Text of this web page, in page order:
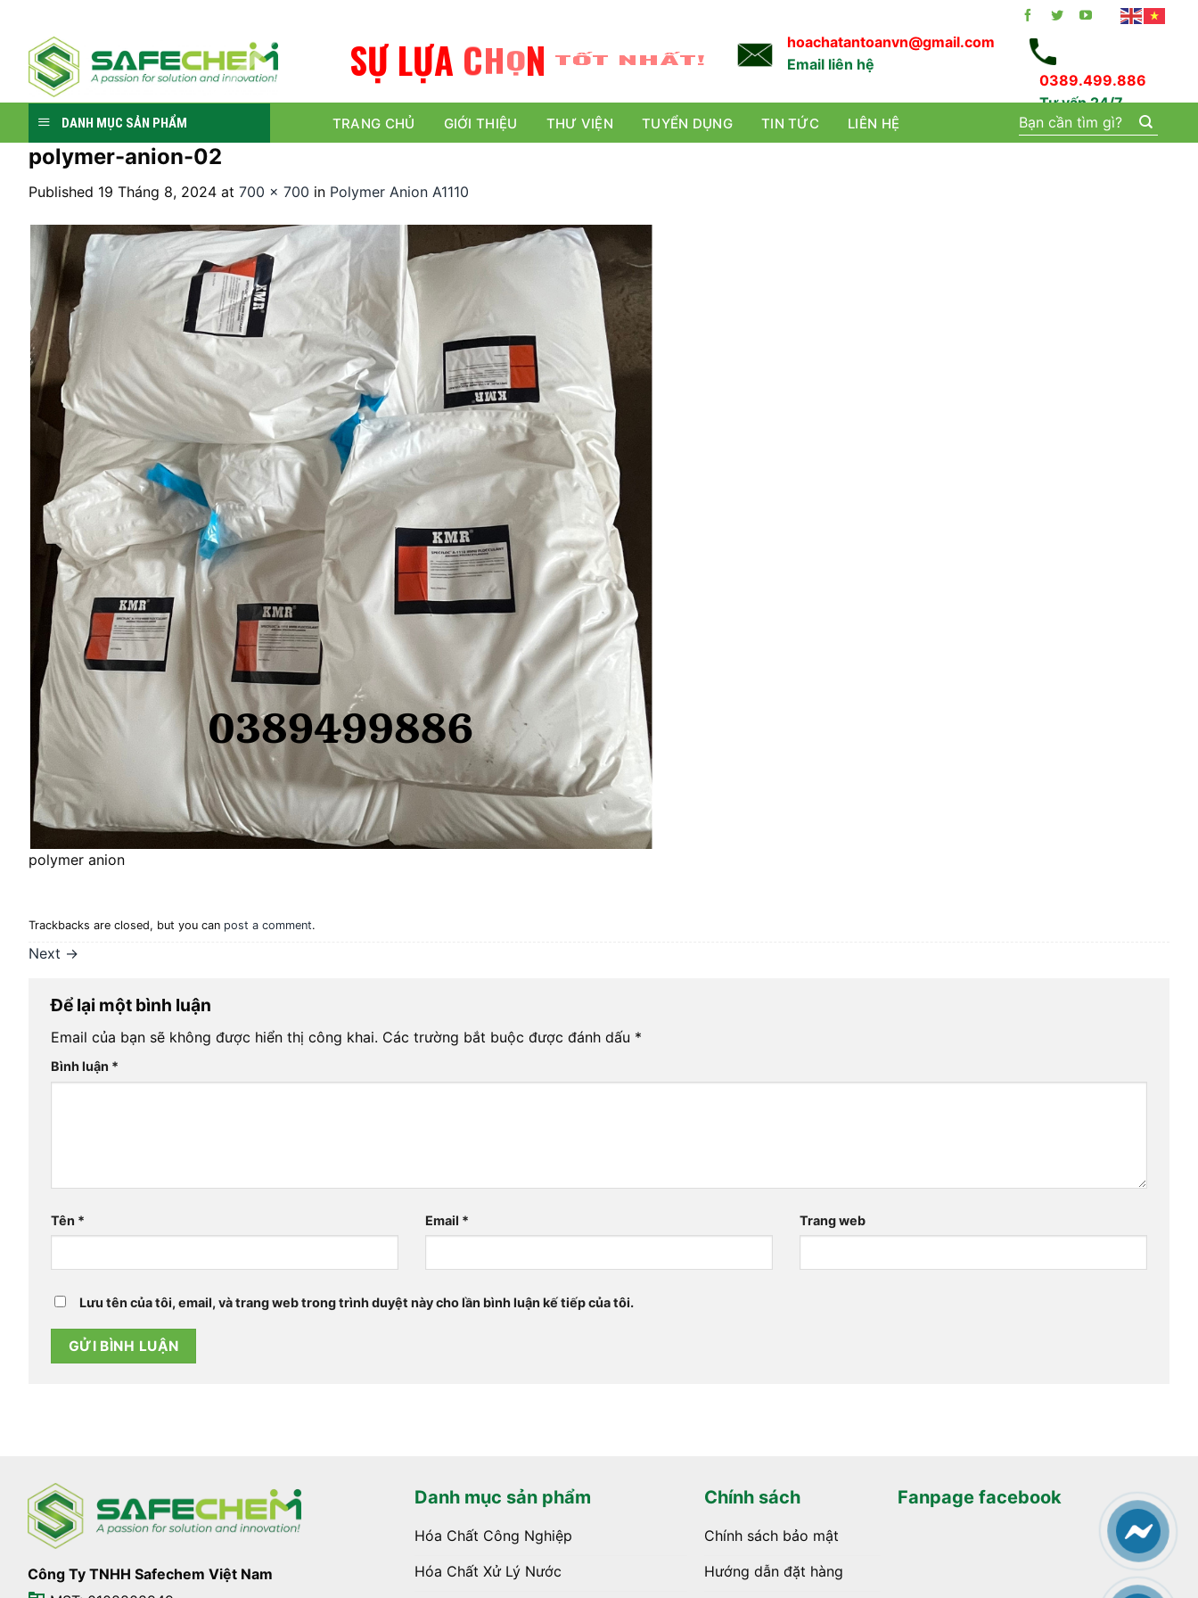
content
SỰ LỰA CHỌN TỐT NHẤT!
hoachatantoanvn@gmail.com
Email liên hệ
0389.499.886
Tư vấn 24/7
DANH MỤC SẢN PHẨM TRANG CHỦ GIỚI THIỆU THƯ VIỆN TUYỂN DỤNG TIN TỨC LIÊN HỆ
Tìm
kiếm:
polymer-anion-02
Published 19 Tháng 8, 2024 at 700 × 700 in Polymer Anion A1110
polymer anion
Trackbacks are closed, but you can post a comment.
Next →
Để lại một bình luận
Email của bạn sẽ không được hiển thị công khai. Các trường bắt buộc được đánh dấu *
Bình luận *
Tên * Email * Trang web
Lưu tên của tôi, email, và trang web trong trình duyệt này cho lần bình luận kế tiếp của tôi.
Công Ty TNHH Safechem Việt Nam
Danh mục sản phẩm
Hóa Chất Công Nghiệp
Hóa Chất Xử Lý Nước
Chính sách
Chính sách bảo mật
Hướng dẫn đặt hàng
Fanpage facebook